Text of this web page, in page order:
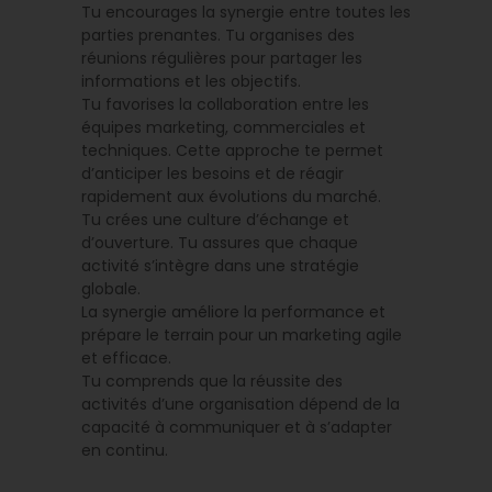
Tu encourages la synergie entre toutes les
parties prenantes. Tu organises des
réunions régulières pour partager les
informations et les objectifs.
Tu favorises la collaboration entre les
équipes marketing, commerciales et
techniques. Cette approche te permet
d’anticiper les besoins et de réagir
rapidement aux évolutions du marché.
Tu crées une culture d’échange et
d’ouverture. Tu assures que chaque
activité s’intègre dans une stratégie
globale.
La synergie améliore la performance et
prépare le terrain pour un marketing agile
et efficace.
Tu comprends que la réussite des
activités d’une organisation dépend de la
capacité à communiquer et à s’adapter
en continu.